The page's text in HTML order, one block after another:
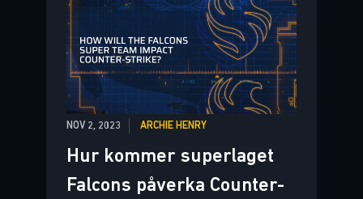
NOV 2, 2023 ARCHIE HENRY
Hur kommer superlaget
Falcons påverka Counter-